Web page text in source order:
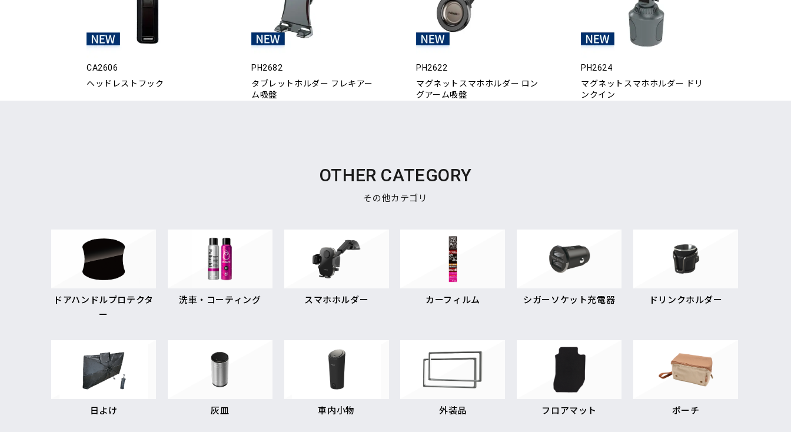
CA2606
ヘッドレストフック
PH2682
タブレットホルダー フレキアー
ム吸盤
PH2622
マグネットスマホホルダー ロン
グアーム吸盤
PH2624
マグネットスマホホルダー ドリ
ンクイン
OTHER CATEGORY
その他カテゴリ
ドアハンドルプロテクタ
ー
洗車・コーティング スマホホルダー カーフィルム シガーソケット充電器 ドリンクホルダー
日よけ 灰皿 車内小物 外装品 フロアマット ポーチ